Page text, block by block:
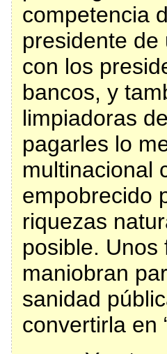
competencia
presidente
con los
bancos, y
limpiadoras
pagarles lo
multinacional
empobrecido
riquezas
posible. Unos
maniobran
sanidad
convertirla en